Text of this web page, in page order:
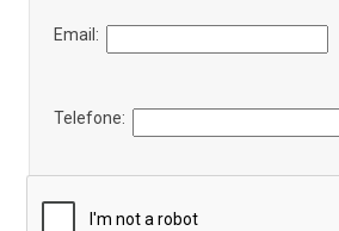
Email:
Telefone: